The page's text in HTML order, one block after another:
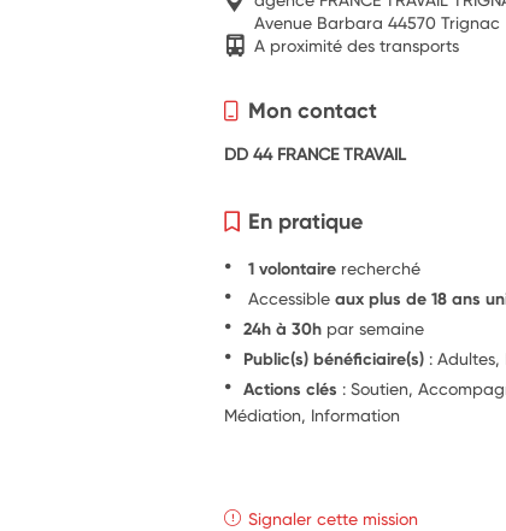
Avenue Barbara 44570 Trignac
A proximité des transports
Mon contact
DD 44 FRANCE TRAVAIL
En pratique
1 volontaire recherché
Accessibleaux plus de 18 ans
24h à 30h par semaine
Public(s) bénéficiaire(s) : Adultes,
Actions clés : Soutien,
Médiation, Information
Signaler cette mission